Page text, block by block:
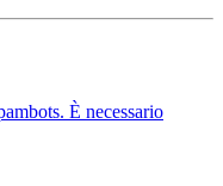
È necessario